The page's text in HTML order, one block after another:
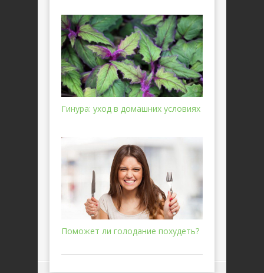
Гинура: уход в домашних условиях
Поможет ли голодание похудеть?